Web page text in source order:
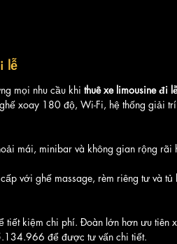
lễ
mọi nhu cầu khi thuê xe limousine đi
xoay 180 độ, Wi-Fi, hệ thống giải
mái, minibar và không gian rộng rãi
với ghế massage, rèm riêng tư và tủ
kiệm chi phí. Đoàn lớn hơn ưu tiên
để được tư vấn chi tiết.